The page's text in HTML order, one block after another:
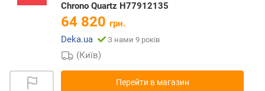
Chrono Quartz H77912135
64 820 грн.
Deka.ua
З нами 9 років
(Київ)
Перейти в магазин